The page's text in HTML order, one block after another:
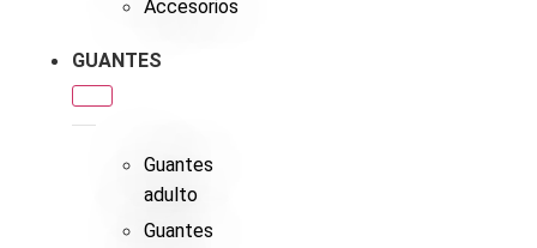
Accesorios
GUANTES
Guantes
adulto
Guantes